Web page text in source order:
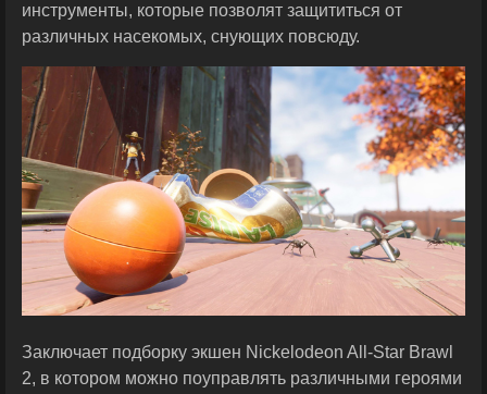
инструменты, которые позволят защититься от
различных насекомых, снующих повсюду.
Заключает подборку экшен Nickelodeon All-Star Brawl
2, в котором можно поуправлять различными героями